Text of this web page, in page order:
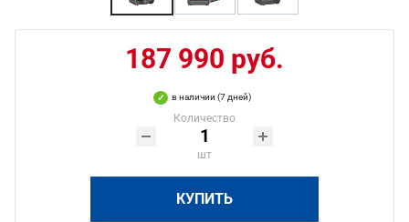
187 990 руб.
в наличии (7 дней)
Количество
шт
КУПИТЬ